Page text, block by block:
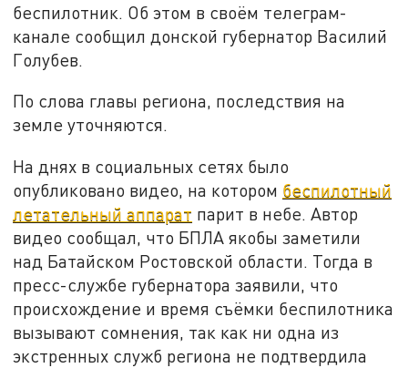
беспилотник. Об этом в своём телеграм-
канале сообщил донской губернатор Василий
Голубев.
По слова главы региона, последствия на
земле уточняются.
На днях в социальных сетях было
опубликовано видео, на котором беспилотный
летательный аппарат парит в небе. Автор
видео сообщал, что БПЛА якобы заметили
над Батайском Ростовской области. Тогда в
пресс-службе губернатора заявили, что
происхождение и время съёмки беспилотника
вызывают сомнения, так как ни одна из
экстренных служб региона не подтвердила